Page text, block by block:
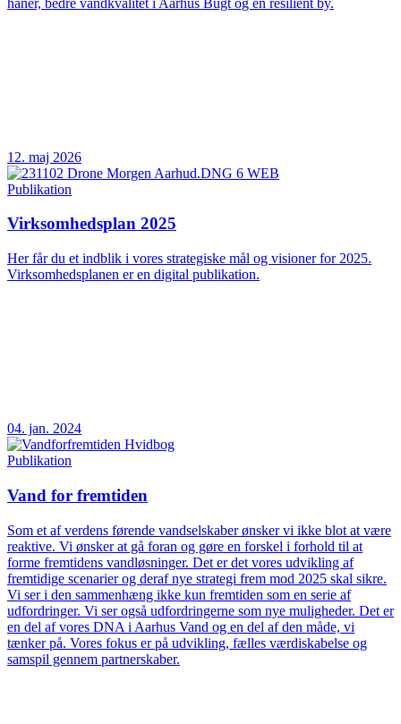
12. maj 2026
Publikation
Virksomhedsplan 2025
Her får du et indblik i vores strategiske mål og visioner for 2025.
Virksomhedsplanen er en digital publikation.
04. jan. 2024
Publikation
Vand for fremtiden
Som et af verdens førende vandselskaber ønsker vi ikke blot at være
reaktive. Vi ønsker at gå foran og gøre en forskel i forhold til at
forme fremtidens vandløsninger. Det er det vores udvikling af
fremtidige scenarier og deraf nye strategi frem mod 2025 skal sikre.
Vi ser i den sammenhæng ikke kun fremtiden som en serie af
udfordringer. Vi ser også udfordringerne som nye muligheder. Det er
en del af vores DNA i Aarhus Vand og en del af den måde, vi
tænker på. Vores fokus er på udvikling, fælles værdiskabelse og
samspil gennem partnerskaber.